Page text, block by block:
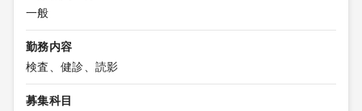
一般
勤務内容
検査、健診、読影
募集科目